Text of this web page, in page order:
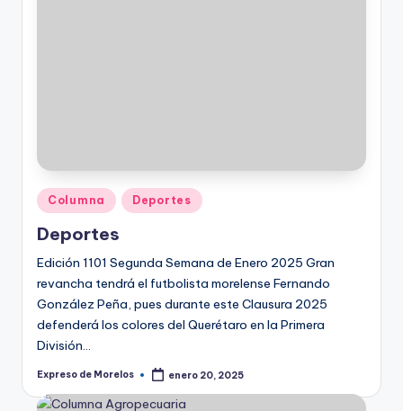
Publicado
en
Columna Deportes
Deportes
Edición 1101 Segunda Semana de Enero 2025 Gran
revancha tendrá el futbolista morelense Fernando
González Peña, pues durante este Clausura 2025
defenderá los colores del Querétaro en la Primera
División…
Publicado
Expreso de Morelos enero 20, 2025